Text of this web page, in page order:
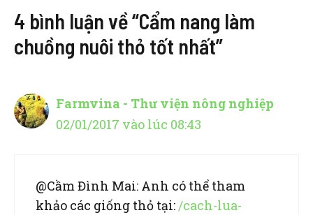
4 bình luận về “Cẩm nang làm
chuồng nuôi thỏ tốt nhất”
Farmvina - Thư viện nông nghiệp
02/01/2017 vào lúc 08:43
@Cầm Đình Mai: Anh có thể tham
khảo các giống thỏ tại:/cach-lua-